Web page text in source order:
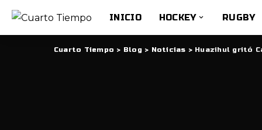
INICIO HOCKEY RUGBY
Cuarto Tiempo > Blog> Noticias > Huazihul gritó